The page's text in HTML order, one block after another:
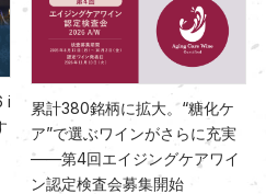
i
累計380銘柄に拡大。“糖化ケ
ア”で選ぶワインがさらに充実
――第4回エイジングケアワイ
ン認定検査会募集開始